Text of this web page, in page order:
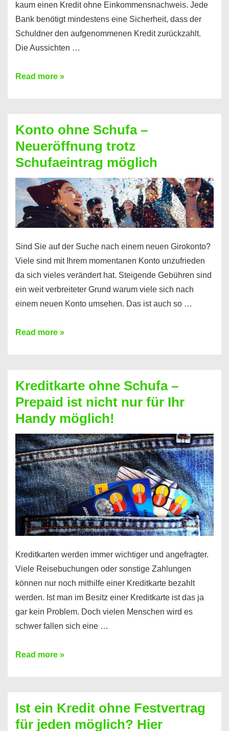
kaum einen Kredit ohne Einkommensnachweis. Jede
Bank benötigt mindestens eine Sicherheit, dass der
Schuldner den aufgenommenen Kredit zurückzahlt.
Die Aussichten …
Mit
Sie
einen
Kredit
ohne
Einkommensnachweis
Read more »
Konto ohne Schufa –
Neueröffnung trotz
Schufaeintrag möglich
Sind Sie auf der Suche nach einem neuen Girokonto?
Viele sind mit Ihrem momentanen Konto unzufrieden
da sich vieles verändert hat. Steigende Gebühren sind
ein weit verbreiteter Grund warum viele sich nach
einem neuen Konto umsehen. Das ist auch so …
Konto
Neueröffnung
trotz
Schufaeintrag
möglich
Read more »
Kreditkarte ohne Schufa –
Prepaid ist nicht nur für Ihr
Handy möglich!
Kreditkarten werden immer wichtiger und angefragter.
Viele Reisebuchungen oder sonstige Zahlungen
können nur noch mithilfe einer Kreditkarte bezahlt
werden. Ist man im Besitz einer Kreditkarte ist das ja
gar kein Problem. Doch vielen Menschen wird es
schwer fallen sich eine …
Kreditkarte
Prepaid
ist
Read more »
Ist ein Kredit ohne Festvertrag
für jeden möglich? Hier